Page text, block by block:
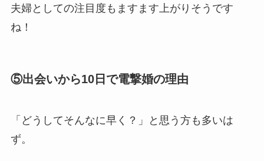
夫婦としての注目度もますます上がりそうです
ね！
⑤出会いから10日で電撃婚の理由
「どうしてそんなに早く？」と思う方も多いは
ず。